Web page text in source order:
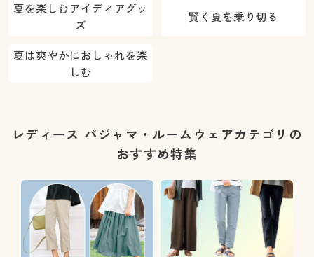
夏を楽しむアイディアグッ
ズ
賢く夏を乗り切る
夏は爽やかにおしゃれを楽
しむ
レディース パジャマ・ルームウェアカテゴリの
おすすめ特集